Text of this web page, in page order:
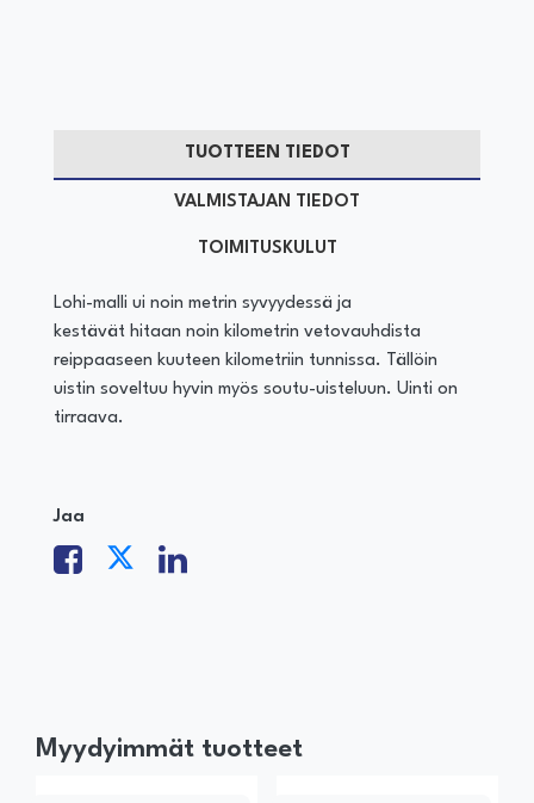
TUOTTEEN TIEDOT
VALMISTAJAN TIEDOT
TOIMITUSKULUT
Lohi-malli ui noin metrin syvyydessä ja
kestävät hitaan noin kilometrin vetovauhdista
reippaaseen kuuteen kilometriin tunnissa. Tällöin
uistin soveltuu hyvin myös soutu-uisteluun. Uinti on
tirraava.
Jaa
Myydyimmät tuotteet